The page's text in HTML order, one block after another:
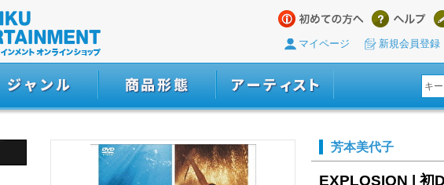
マイページ 新規会員登録
芳本美代子
EXPLOSION | 初